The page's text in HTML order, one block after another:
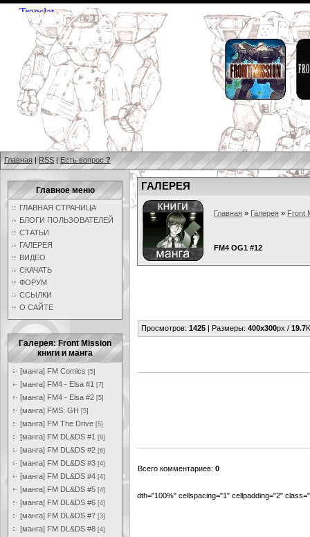
Главная | RSS | Есть вопрос ?
Главное меню
ГЛАВНАЯ СТРАНИЦА
БЛОГИ ПОЛЬЗОВАТЕЛЕЙ
СТАТЬИ
ГАЛЕРЕЯ
ВИДЕО
СКАЧАТЬ
ФОРУМ
ССЫЛКИ
О САЙТЕ
Галерея: Front Mission
книги и манга
[манга] FM Comics [5]
[манга] FM4 - Elsa #1 [7]
[манга] FM4 - Elsa #2 [5]
[манга] FMS: GH [5]
[манга] FM The Drive [5]
[манга] FM DL&DS #1 [8]
[манга] FM DL&DS #2 [6]
[манга] FM DL&DS #3 [4]
[манга] FM DL&DS #4 [4]
[манга] FM DL&DS #5 [4]
[манга] FM DL&DS #6 [4]
[манга] FM DL&DS #7 [3]
[манга] FM DL&DS #8 [4]
ГАЛЕРЕЯ
Главная » Галерея » Front
FM4 OG1 #12
Просмотров: 1425 | Размеры: 400x300px / 19.7
Всего комментариев: 0
dth="100%" cellspacing="1" cellpadding="2"